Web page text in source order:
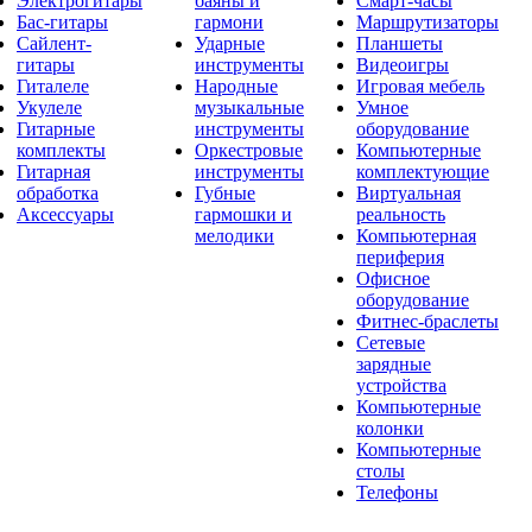
Бас-гитары
Сайлент-
гитары
Гиталеле
Укулеле
Гитарные
комплекты
Гитарная
обработка
Аксессуары
гармони
Ударные
инструменты
Народные
музыкальные
инструменты
Оркестровые
инструменты
Губные
гармошки и
мелодики
Маршрутизаторы
Планшеты
Видеоигры
Игровая мебель
Умное
оборудование
Компьютерные
комплектующие
Виртуальная
реальность
Компьютерная
периферия
Офисное
оборудование
Фитнес-браслеты
Сетевые
зарядные
устройства
Компьютерные
колонки
Компьютерные
столы
Телефоны